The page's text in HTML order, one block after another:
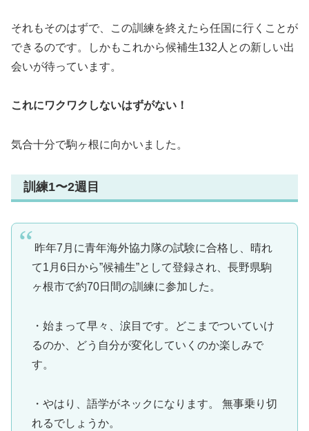
それもそのはずで、この訓練を終えたら任国に行くことが
できるのです。しかもこれから候補生132人との新しい出
会いが待っています。
これにワクワクしないはずがない！
気合十分で駒ヶ根に向かいました。
訓練1〜2週目
昨年7月に青年海外協力隊の試験に合格し、晴れ
て1月6日から”候補生”として登録され、長野県駒
ヶ根市で約70日間の訓練に参加した。
・始まって早々、涙目です。どこまでついていけ
るのか、どう自分が変化していくのか楽しみで
す。
・やはり、語学がネックになります。 無事乗り切
れるでしょうか。